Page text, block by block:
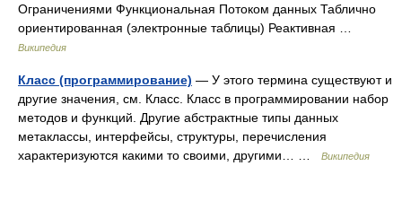
Ограничениями Функциональная Потоком данных Таблично
ориентированная (электронные таблицы) Реактивная …
Википедия
Класс (программирование) — У этого термина существуют и
другие значения, см. Класс. Класс в программировании набор
методов и функций. Другие абстрактные типы данных
метаклассы, интерфейсы, структуры, перечисления
характеризуются какими то своими, другими… …
Википедия